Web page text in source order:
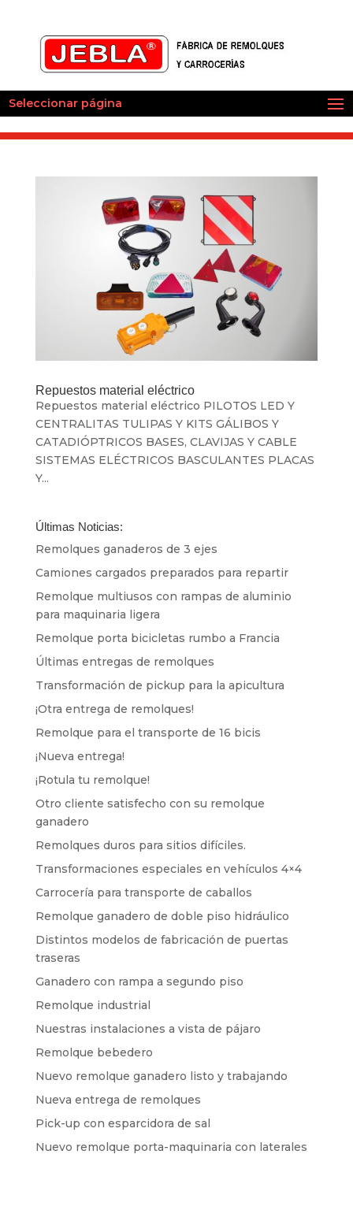
Seleccionar página
Repuestos material eléctrico
Repuestos material eléctrico PILOTOS LED Y
CENTRALITAS TULIPAS Y KITS GÁLIBOS Y
CATADIÓPTRICOS BASES, CLAVIJAS Y CABLE
SISTEMAS ELÉCTRICOS BASCULANTES PLACAS
Y...
Últimas Noticias:
Remolques ganaderos de 3 ejes
Camiones cargados preparados para repartir
Remolque multiusos con rampas de aluminio
para maquinaria ligera
Remolque porta bicicletas rumbo a Francia
Últimas entregas de remolques
Transformación de pickup para la apicultura
¡Otra entrega de remolques!
Remolque para el transporte de 16 bicis
¡Nueva entrega!
¡Rotula tu remolque!
Otro cliente satisfecho con su remolque
ganadero
Remolques duros para sitios difíciles.
Transformaciones especiales en vehículos 4×4
Carrocería para transporte de caballos
Remolque ganadero de doble piso hidráulico
Distintos modelos de fabricación de puertas
traseras
Ganadero con rampa a segundo piso
Remolque industrial
Nuestras instalaciones a vista de pájaro
Remolque bebedero
Nuevo remolque ganadero listo y trabajando
Nueva entrega de remolques
Pick-up con esparcidora de sal
Nuevo remolque porta-maquinaria con laterales